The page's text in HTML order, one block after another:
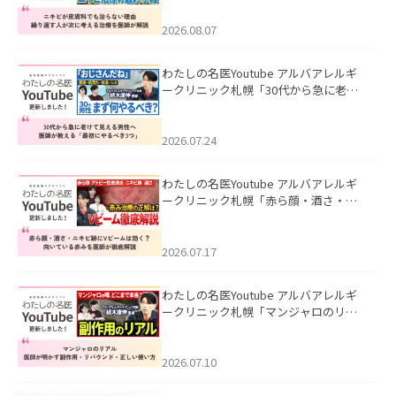
ました。
2026.08.07
わたしの名医Youtube アルバアレルギ
ークリニック札幌「30代から急に老け
た。
2026.07.24
わたしの名医Youtube アルバアレルギ
ークリニック札幌「赤ら顔・酒さ・ニ
した。
2026.07.17
わたしの名医Youtube アルバアレルギ
ークリニック札幌「マンジャロのリア
た。
2026.07.10